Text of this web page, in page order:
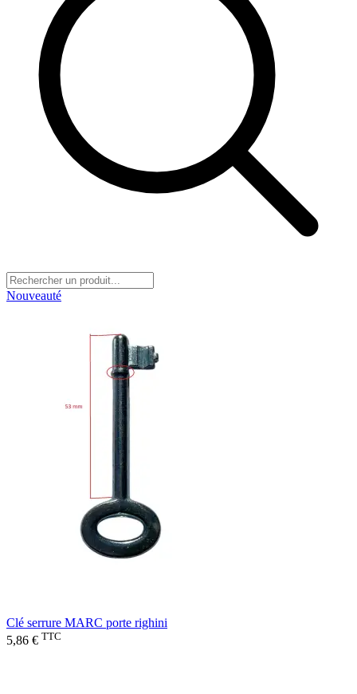
Nouveauté
Clé serrure MARC porte righini
5,86 € TTC